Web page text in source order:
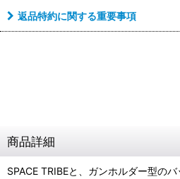
返品特約に関する重要事項
商品詳細
SPACE TRIBEと、ガンホルダー型の